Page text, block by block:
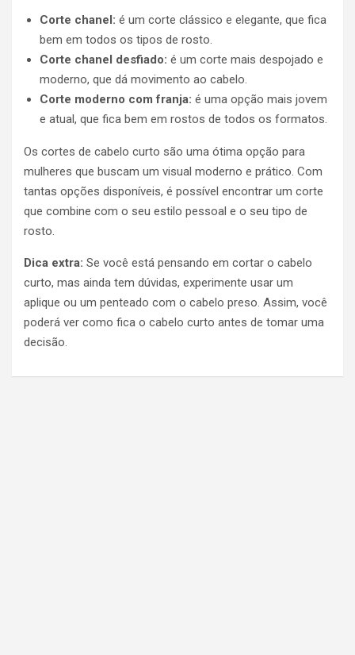
Corte chanel: é um corte clássico e elegante, que fica
bem em todos os tipos de rosto.
Corte chanel desfiado: é um corte mais despojado e
moderno, que dá movimento ao cabelo.
Corte moderno com franja: é uma opção mais jovem
e atual, que fica bem em rostos de todos os formatos.
Os cortes de cabelo curto são uma ótima opção para
mulheres que buscam um visual moderno e prático. Com
tantas opções disponíveis, é possível encontrar um corte
que combine com o seu estilo pessoal e o seu tipo de
rosto.
Dica extra: Se você está pensando em cortar o cabelo
curto, mas ainda tem dúvidas, experimente usar um
aplique ou um penteado com o cabelo preso. Assim, você
poderá ver como fica o cabelo curto antes de tomar uma
decisão.